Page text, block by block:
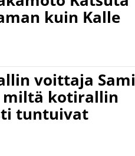
kuin Kalle
voittaja Sami
miltä kotirallin
tuntuivat